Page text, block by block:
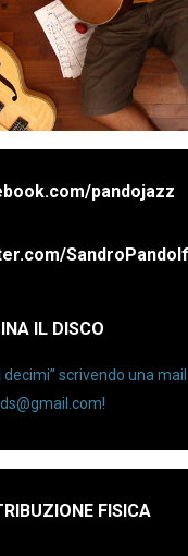
pandojazz
IL DISCO
decimi” scrivendo una
FISICA